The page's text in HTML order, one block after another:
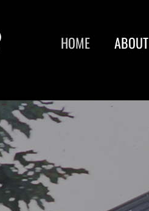
HOME ABOUT